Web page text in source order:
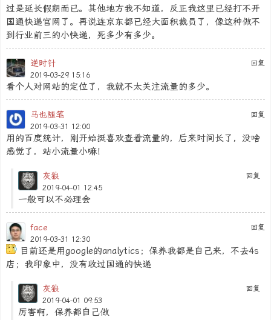
过是延长假期而已。其他地方我不知道，反正我这里已经打不开
国通快递官网了。再说连京东都已经大面积裁员了，像这种做不
到行业前三的小快递，死多少有多少。
回复
逆时针
2019-03-29 15:16
看个人对网站的定位了，我就不太关注流量的多少。
回复
马也随笔
2019-03-31 12:00
用的百度统计，刚开始挺喜欢查看流量的，后来时间长了，没啥
感觉了，站小流量小嘛！
回复
灰狼
2019-04-01 12:45
一般可以不必理会
回复
face
2019-03-31 12:30
目前还是用google的analytics；保养我都是自己来，不去4s
店；我印象中，没有收过国通的快递
回复
灰狼
2019-04-01 09:53
厉害啊，保养都自己做